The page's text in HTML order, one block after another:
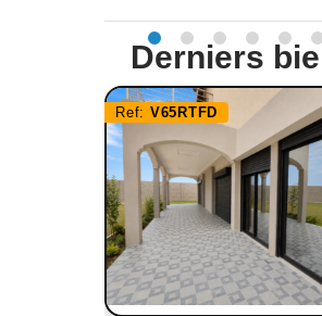
Derniers
Ref: V65RTFD